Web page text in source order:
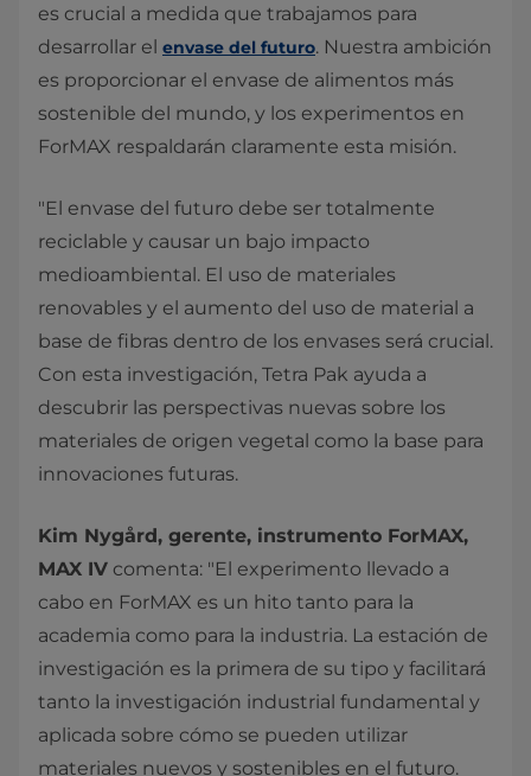
es crucial a medida que trabajamos para
desarrollar el envase del futuro. Nuestra ambición
es proporcionar el envase de alimentos más
sostenible del mundo, y los experimentos en
ForMAX respaldarán claramente esta misión.
"El envase del futuro debe ser totalmente
reciclable y causar un bajo impacto
medioambiental. El uso de materiales
renovables y el aumento del uso de material a
base de fibras dentro de los envases será crucial.
Con esta investigación, Tetra Pak ayuda a
descubrir las perspectivas nuevas sobre los
materiales de origen vegetal como la base para
innovaciones futuras.
Kim Nygård, gerente, instrumento ForMAX,
MAX IV comenta: "El experimento llevado a
cabo en ForMAX es un hito tanto para la
academia como para la industria. La estación de
investigación es la primera de su tipo y facilitará
tanto la investigación industrial fundamental y
aplicada sobre cómo se pueden utilizar
materiales nuevos y sostenibles en el futuro.